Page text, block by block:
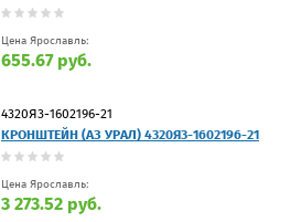
Цена Ярославль:
655.67 руб.
4320Я3-1602196-21
КРОНШТЕЙН (АЗ УРАЛ) 4320Я3-1602196-21
Цена Ярославль:
3 273.52 руб.